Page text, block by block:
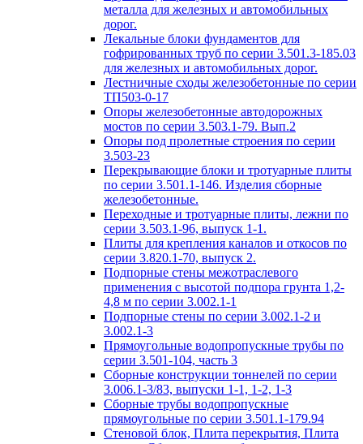
металла для железных и автомобильных
дорог.
Лекальные блоки фундаментов для
гофрированных труб по серии 3.501.3-185.03
для железных и автомобильных дорог.
Лестничные сходы железобетонные по серии
ТП503-0-17
Опоры железобетонные автодорожных
мостов по серии 3.503.1-79. Вып.2
Опоры под пролетные строения по серии
3.503-23
Перекрывающие блоки и тротуарные плиты
по серии 3.501.1-146. Изделия сборные
железобетонные.
Переходные и тротуарные плиты, лежни по
серии 3.503.1-96, выпуск 1-1.
Плиты для крепления каналов и откосов по
серии 3.820.1-70, выпуск 2.
Подпорные стены межотраслевого
применения с высотой подпора грунта 1,2-
4,8 м по серии 3.002.1-1
Подпорные стены по серии 3.002.1-2 и
3.002.1-3
Прямоугольные водопропускные трубы по
серии 3.501-104, часть 3
Сборные конструкции тоннелей по серии
3.006.1-3/83, выпуски 1-1, 1-2, 1-3
Сборные трубы водопропускные
прямоугольные по серии 3.501.1-179.94
Стеновой блок, Плита перекрытия, Плита